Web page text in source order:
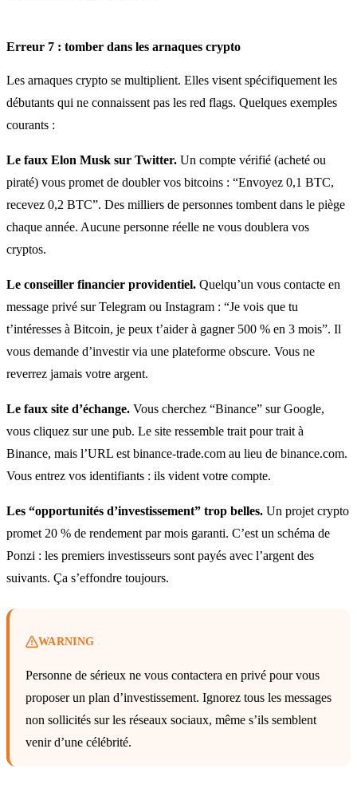
Erreur 7 : tomber dans les arnaques crypto
Les arnaques crypto se multiplient. Elles visent spécifiquement les
débutants qui ne connaissent pas les red flags. Quelques exemples
courants :
Le faux Elon Musk sur Twitter. Un compte vérifié (acheté ou
piraté) vous promet de doubler vos bitcoins : “Envoyez 0,1 BTC,
recevez 0,2 BTC”. Des milliers de personnes tombent dans le piège
chaque année. Aucune personne réelle ne vous doublera vos
cryptos.
Le conseiller financier providentiel. Quelqu’un vous contacte en
message privé sur Telegram ou Instagram : “Je vois que tu
t’intéresses à Bitcoin, je peux t’aider à gagner 500 % en 3 mois”. Il
vous demande d’investir via une plateforme obscure. Vous ne
reverrez jamais votre argent.
Le faux site d’échange. Vous cherchez “Binance” sur Google,
vous cliquez sur une pub. Le site ressemble trait pour trait à
Binance, mais l’URL est binance-trade.com au lieu de binance.com.
Vous entrez vos identifiants : ils vident votre compte.
Les “opportunités d’investissement” trop belles. Un projet crypto
promet 20 % de rendement par mois garanti. C’est un schéma de
Ponzi : les premiers investisseurs sont payés avec l’argent des
suivants. Ça s’effondre toujours.
WARNING
Personne de sérieux ne vous contactera en privé pour vous
proposer un plan d’investissement. Ignorez tous les messages
non sollicités sur les réseaux sociaux, même s’ils semblent
venir d’une célébrité.